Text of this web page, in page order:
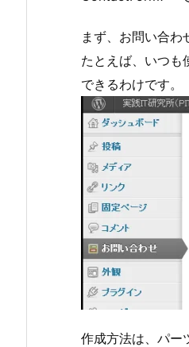
まず、お問い合わ
たとえば、いつも
できるわけです。
作成方法は、パー